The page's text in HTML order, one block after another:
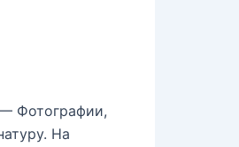
— Фотографии,
На